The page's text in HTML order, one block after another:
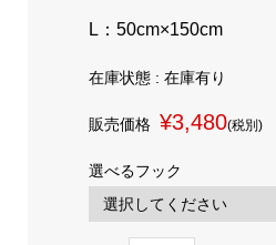
L：50cm×150cm
在庫状態 : 在庫有り
販売価格 ¥3,480(税別)
選べるフック